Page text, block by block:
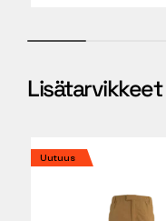
Lisätarvikkeet
Uutuus